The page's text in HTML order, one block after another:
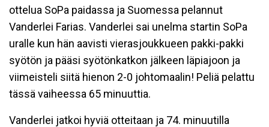
ottelua SoPa paidassa ja Suomessa pelannut
Vanderlei Farias. Vanderlei sai unelma startin SoPa
uralle kun hän aavisti vierasjoukkueen pakki-pakki
syötön ja pääsi syötönkatkon jälkeen läpiajoon ja
viimeisteli siitä hienon 2-0 johtomaalin! Peliä pelattu
tässä vaiheessa 65 minuuttia.
Vanderlei jatkoi hyviä otteitaan ja 74. minuutilla